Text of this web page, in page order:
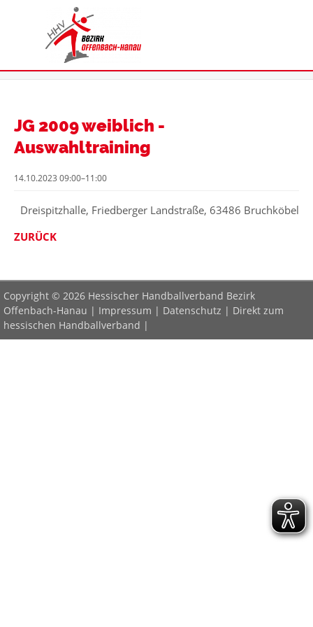
JG 2009 weiblich -
Auswahltraining
14.10.2023 09:00–11:00
Dreispitzhalle, Friedberger Landstraße, 63486 Bruchköbel
ZURÜCK
Copyright © 2026 Hessischer Handballverband Bezirk
Offenbach-Hanau | Impressum | Datenschutz | Direkt zum
hessischen Handballverband |